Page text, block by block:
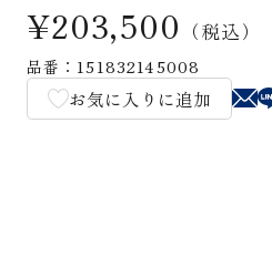
¥203,500 （税込）
品番：151832145008
お気に入りに追加